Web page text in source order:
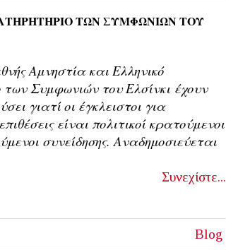
ΤΩΝ ΣΥΜΦΩΝΙΩΝ ΤΟΥ
Αμνηστία και Ελληνικό
Συμφωνιών του Ελσίνκι έχουν
γιατί οι έγκλειστοι για
είναι πολιτικοί κρατούμενοι
συνείδησης. Αναδημοσιεύεται
Συνεχίστε...
Blog